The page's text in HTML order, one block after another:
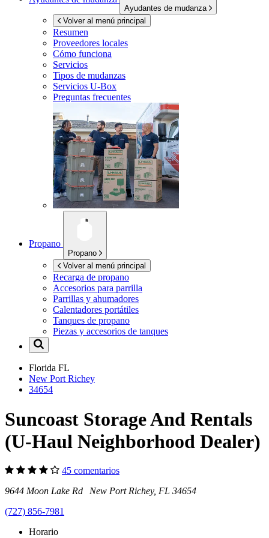
Ayudantes de mudanza
Volver al menú principal
Resumen
Proveedores locales
Cómo funciona
Servicios
Tipos de mudanzas
Servicios U-Box
Preguntas frecuentes
Propano
Propano
Volver al menú principal
Recarga de propano
Accesorios para parrilla
Parrillas y ahumadores
Calentadores portátiles
Tanques de propano
Piezas y accesorios de tanques
Florida FL
New Port Richey
34654
Suncoast Storage And Rentals
(U-Haul Neighborhood Dealer)
45 comentarios
9644 Moon Lake Rd New Port Richey, FL 34654
(727) 856-7981
Horario